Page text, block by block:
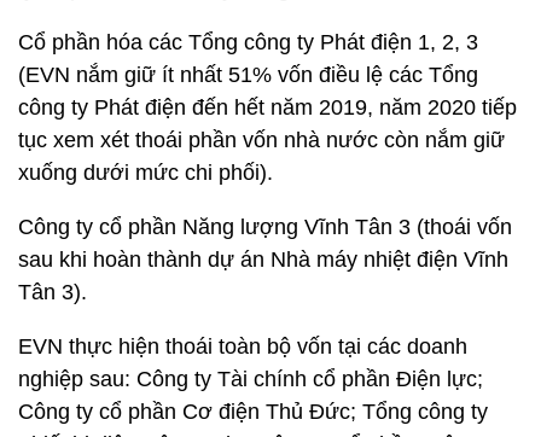
Cổ phần hóa các Tổng công ty Phát điện 1, 2, 3
(EVN nắm giữ ít nhất 51% vốn điều lệ các Tổng
công ty Phát điện đến hết năm 2019, năm 2020 tiếp
tục xem xét thoái phần vốn nhà nước còn nắm giữ
xuống dưới mức chi phối).
Công ty cổ phần Năng lượng Vĩnh Tân 3 (thoái vốn
sau khi hoàn thành dự án Nhà máy nhiệt điện Vĩnh
Tân 3).
EVN thực hiện thoái toàn bộ vốn tại các doanh
nghiệp sau: Công ty Tài chính cổ phần Điện lực;
Công ty cổ phần Cơ điện Thủ Đức; Tổng công ty